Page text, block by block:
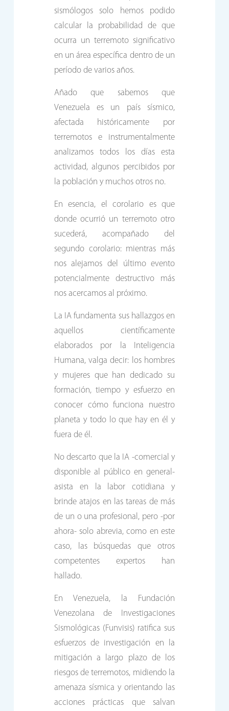
sismólogos solo hemos podido
calcular la probabilidad de que
ocurra un terremoto significativo
en un área específica dentro de un
período de varios años.
Añado que sabemos que
Venezuela es un país sísmico,
afectada históricamente por
terremotos e instrumentalmente
analizamos todos los días esta
actividad, algunos percibidos por
la población y muchos otros no.
En esencia, el corolario es que
donde ocurrió un terremoto otro
sucederá, acompañado del
segundo corolario: mientras más
nos alejamos del último evento
potencialmente destructivo más
nos acercamos al próximo.
La IA fundamenta sus hallazgos en
aquellos científicamente
elaborados por la Inteligencia
Humana, valga decir: los hombres
y mujeres que han dedicado su
formación, tiempo y esfuerzo en
conocer cómo funciona nuestro
planeta y todo lo que hay en él y
fuera de él.
No descarto que la IA -comercial y
disponible al público en general-
asista en la labor cotidiana y
brinde atajos en las tareas de más
de un o una profesional, pero -por
ahora- solo abrevia, como en este
caso, las búsquedas que otros
competentes expertos han
hallado.
En Venezuela, la Fundación
Venezolana de Investigaciones
Sismológicas (Funvisis) ratifica sus
esfuerzos de investigación en la
mitigación a largo plazo de los
riesgos de terremotos, midiendo la
amenaza sísmica y orientando las
acciones prácticas que salvan